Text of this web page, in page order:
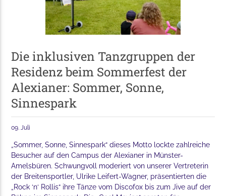
Die inklusiven Tanzgruppen der
Residenz beim Sommerfest der
Alexianer: Sommer, Sonne,
Sinnespark
09. Juli
„Sommer, Sonne, Sinnespark“ dieses Motto lockte zahlreiche
Besucher auf den Campus der Alexianer in Münster-
Amelsbüren. Schwungvoll moderiert von unserer Vertreterin
der Breitensportler, Ulrike Leifert-Wagner, präsentierten die
„Rock ‘n‘ Rollis“ ihre Tänze vom Discofox bis zum Jive auf der